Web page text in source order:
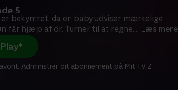
5
er bekymret, da en baby udviser mærkelige
får hjælp af dr. Turner til at regne... Læs mere
Administrer dit abonnement på Mit TV 2.